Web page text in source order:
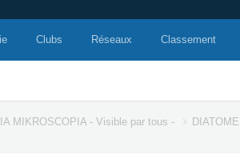
Clubs Réseaux Classement
MIKROSCOPIA - Visible par tous -